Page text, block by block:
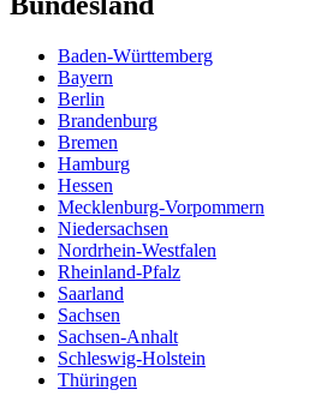
Baden-Württemberg
Bayern
Berlin
Brandenburg
Bremen
Hamburg
Hessen
Mecklenburg-Vorpommern
Niedersachsen
Nordrhein-Westfalen
Rheinland-Pfalz
Saarland
Sachsen
Sachsen-Anhalt
Schleswig-Holstein
Thüringen